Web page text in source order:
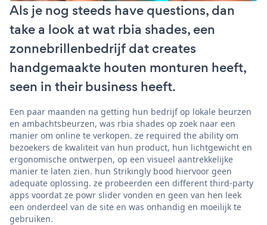
Als je nog steeds have questions, dan
take a look at wat rbia shades, een
zonnebrillenbedrijf dat creates
handgemaakte houten monturen heeft,
seen in their business heeft.
Een paar maanden na getting hun bedrijf op lokale beurzen
en ambachtsbeurzen, was rbia shades op zoek naar een
manier om online te verkopen. ze required the ability om
bezoekers de kwaliteit van hun product, hun lichtgewicht en
ergonomische ontwerpen, op een visueel aantrekkelijke
manier te laten zien. hun Strikingly bood hiervoor geen
adequate oplossing. ze probeerden een different third-party
apps voordat ze powr slider vonden en geen van hen leek
een onderdeel van de site en was onhandig en moeilijk te
gebruiken.